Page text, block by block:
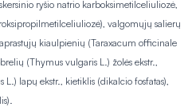
ryšio natrio karboksimetilceliuliozė,
valgomųjų salierų
kiaulpienių (Taraxacum officinale
(Thymus vulgaris L.) žolės ekstr.,
L.) lapų ekstr., kietiklis (dikalcio fosfatas),